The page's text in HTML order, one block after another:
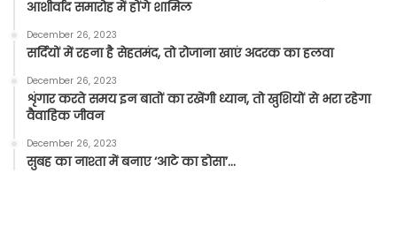
आशीर्वाद समारोह में होंगे शामिल
December 26, 2023
सर्दियों में रहना है सेहतमंद, तो रोजाना खाएं अदरक का हलवा
December 26, 2023
शृंगार करते समय इन बातों का रखेंगी ध्यान, तो खुशियों से भरा रहेगा
वैवाहिक जीवन
December 26, 2023
सुबह का नाश्ता में बनाए ‘आटे का डोसा’…